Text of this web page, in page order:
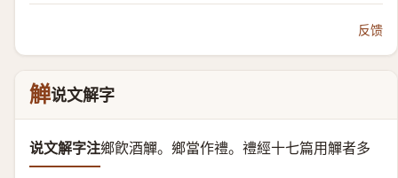
反馈
觯说文解字
说文解字注鄉飮酒觶。 鄉當作禮。禮經十七篇用觶者多